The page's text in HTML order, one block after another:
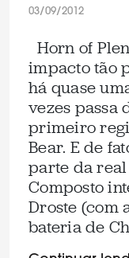
03/09/2012
Horn of
impacto tão
há quase
vezes passa
primeiro
Bear. E de
parte da
Composto
Droste (com
bateria de